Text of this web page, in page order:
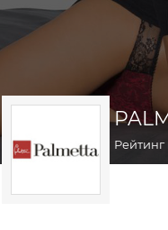
Рейтинг